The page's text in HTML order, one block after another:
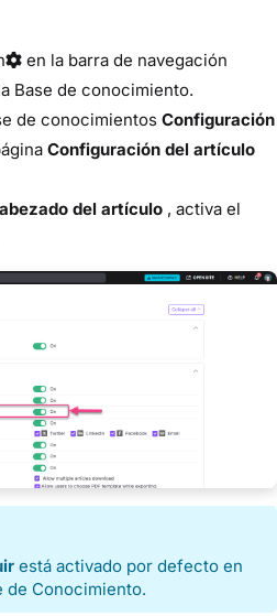
en la barra de navegación
Base de conocimiento.
de conocimientos Configuración
Configuración del artículo
del artículo , activa el
está activado por defecto en
de Conocimiento.